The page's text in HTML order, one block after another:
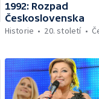
1992: Rozpad
Československa
Historie
20. století